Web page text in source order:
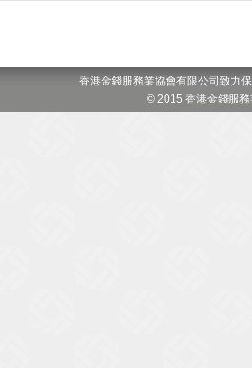
香港金錢服務業協會有限公司致力
© 2015 香港金錢服